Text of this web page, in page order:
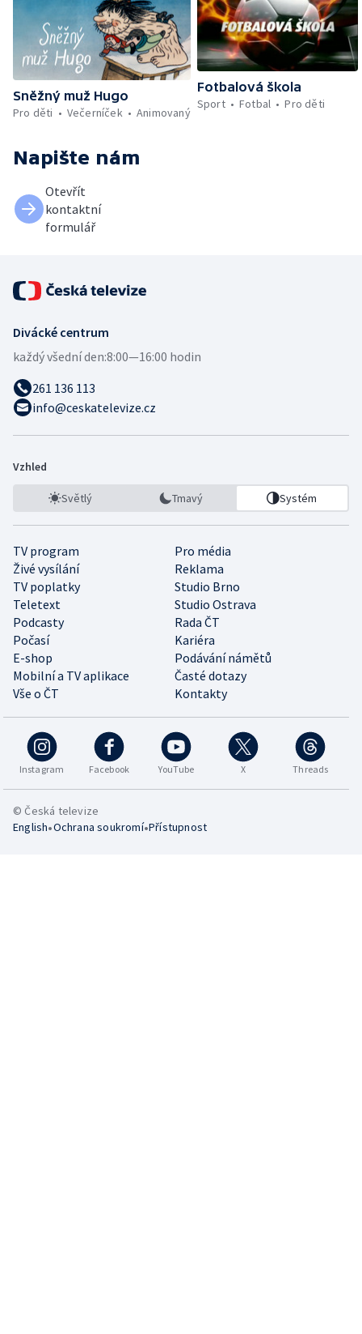
Sněžný muž Hugo
Pro děti
Večerníček Animovaný
Fotbalová škola
Sport
Fotbal Pro děti
Napište nám
Otevřít
kontaktní
formulář
Divácké centrum
každý všední den:8:00—16:00 hodin
261 136 113
info@ceskatelevize.cz
Vzhled
Světlý Tmavý Systém
TV program
Pro média
Živé vysílání
Reklama
TV poplatky
Studio Brno
Teletext
Studio Ostrava
Podcasty
Rada ČT
Počasí
Kariéra
E-shop
Podávání námětů
Mobilní a TV aplikace
Časté dotazy
Vše o ČT
Kontakty
Instagram Facebook YouTube X Threads
© Česká televize
English•Ochrana soukromí•Přístupnost